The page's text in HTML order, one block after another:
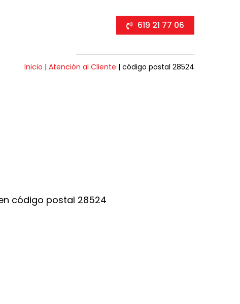
619 21 77 06
Inicio | Atención al Cliente | código postal 28524